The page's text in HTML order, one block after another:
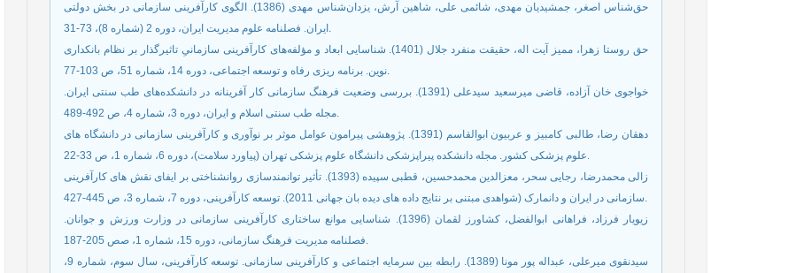
حق‌شناس اصغر، جمشیدیان مهدی، شائمی علی، شاهین آرش، یزدان‌شناس مهدی (1386). الگوی کارآفرینی سازمانی در بخش دولتی
ایران. فصلنامه علوم مدیریت ایران، دوره 2 (شماره 8)، 73-31.
حق روستا زهرا، ممیز آیت اله، حقیقت منفرد جلال (1401). شناسایی ابعاد و مؤلفه‌های کارآفرینی سازمانیِ تاثیرگذار بر نظام بانکداری
نوین. برنامه ریزی رفاه و توسعه اجتماعی، دوره 14، شماره 51، ص 103-77.
خواجوی خان آزاده، قاضی میرسعید سیدعلی (1391). بررسی وضعیت فرهنگ سازمانی کار آفرینانه در دانشکده‌های طب سنتی ایران.
مجله طب سنتی اسلام و ایران، دوره 3، شماره 4، ص 492-489.
دهقان رضا، طالبی کامبیز و عربیون ابوالقاسم (1391). پژوهشی پیرامون عوامل موثر بر نوآوری و کارآفرینی سازمانی در دانشگاه های
علوم پزشکی کشور. مجله دانشکده پیراپزشکی دانشگاه علوم پزشکی تهران (پیاورد سلامت)، دوره 6، شماره 1، ص 33-22.
زالی محمدرضا، رجایی سحر، معزالدین محمدحسین، قطبی سپیده (1393). تأثیر توانمندسازی روانشناختی بر ایفای نقش های کارآفرینی
سازمانی در ایران و دانمارک (شواهدی مبتنی بر نتایج داده های دیده بان جهانی 2011). توسعه کارآفرینی، دوره 7، شماره 3، ص 445-427.
زیویار فرزاد، فراهانی ابوالفضل، کشاورز لقمان (1396). شناسایی موانع ساختاری کارآفرینی سازمانی در وزارت ورزش و جوانان.
فصلنامه مدیریت فرهنگ سازمانی، دوره 15، شماره 1، صص 205-187.
سیدنقوی میرعلی، عبداله پور مونا (1389). رابطه بین سرمایه اجتماعی و کارآفرینی سازمانی. توسعه کارآفرینی، سال سوم، شماره 9،